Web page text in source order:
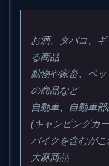
お酒、タバコ、
る商品
動物や家畜、ペ
の商品など
自動車、自動車
(キャンピングカー
バイクを含むが
大麻商品